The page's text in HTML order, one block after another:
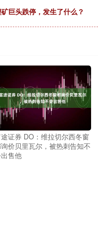
巨头跌停，发生了什么？
证券 DO：维拉切尔西冬窗
价贝里瓦尔，被热刺告知不
售他